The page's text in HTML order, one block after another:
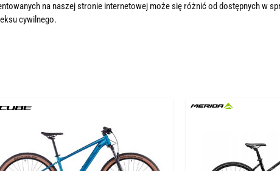
na naszej stronie internetowej może się różnić od dostępnych w
cywilnego.